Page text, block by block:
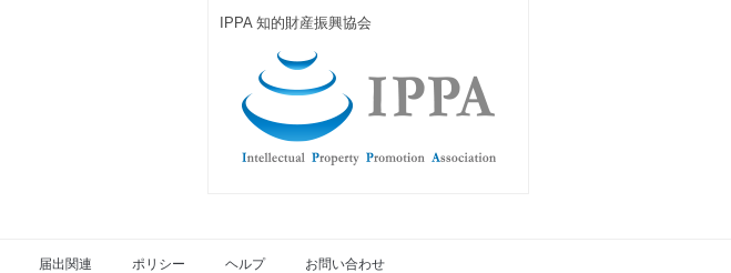
IPPA 知的財産振興協会
届出関連 ポリシー ヘルプ お問い合わせ